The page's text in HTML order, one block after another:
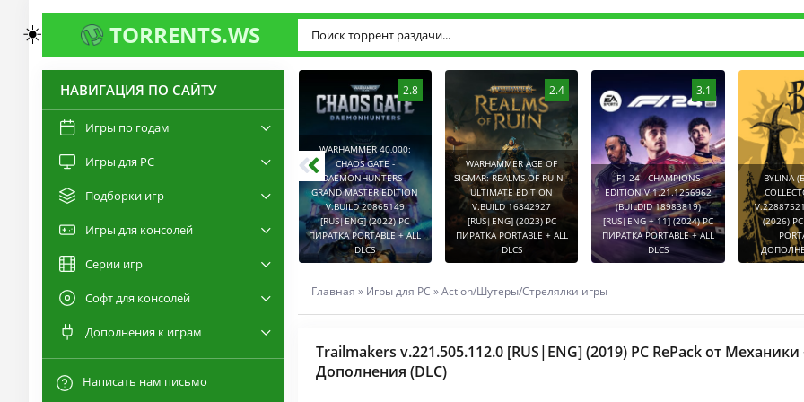
TORRENTS.WS
НАВИГАЦИЯ ПО САЙТУ
Игры по годам
Игры для PC
Подборки игр
Игры для консолей
Серии игр
Софт для консолей
Дополнения к играм
Написать нам письмо
3.0
RESIDENT EVIL 9:
REQUIEM - DELUXE
EDITION V.BUILD
(2026) PC ПИРАТКА
[RUS|ENG] (2026) PC
2.8
WARHAMMER 40,000:
CHAOS GATE -
DAEMONHUNTERS -
GRAND MASTER EDITION
V.BUILD 20865149
[RUS|ENG] (2022) PC
ПИРАТКА PORTABLE + ALL
DLCS
2.4
WARHAMMER AGE OF
SIGMAR: REALMS OF RUIN -
ULTIMATE EDITION
V.BUILD 16842927
[RUS|ENG] (2023) PC
ПИРАТКА PORTABLE + ALL
DLCS
3.1
F1 24 - CHAMPIONS
EDITION V.1.21.1256962
(BUILDID 18983819)
[RUS|ENG + 11] (2024) PC
ПИРАТКА PORTABLE + ALL
DLCS
BYLINA
(2026)
Главная » Игры для PC »Action/Шутеры/Стрелялки игры
Trailmakers v.221.505.112.0 [RUS|ENG] (2019) PC RePack от Механики
Дополнения (DLC)
☀️